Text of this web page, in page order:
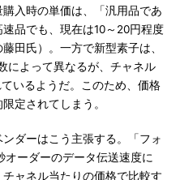
入時の単価は、「汎用品であ
品でも、現在は10～20円程度
田氏）。一方で新型素子は、
によって異なるが、チャネル
いるようだ。このため、価格
定されてしまう。
ダーはこう主張する。「フォ
オーダーのデータ伝送速度に
ャネル当たりの価格で比較す